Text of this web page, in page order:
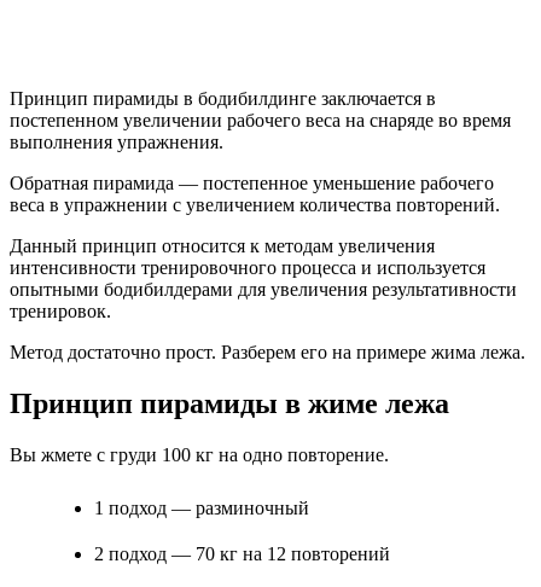
Принцип пирамиды в бодибилдинге заключается в
постепенном увеличении рабочего веса на снаряде во время
выполнения упражнения.
Обратная пирамида — постепенное уменьшение рабочего
веса в упражнении с увеличением количества повторений.
Данный принцип относится к методам увеличения
интенсивности тренировочного процесса и используется
опытными бодибилдерами для увеличения результативности
тренировок.
Метод достаточно прост. Разберем его на примере жима лежа.
Принцип пирамиды в жиме лежа
Вы жмете с груди 100 кг на одно повторение.
1 подход — разминочный
2 подход — 70 кг на 12 повторений